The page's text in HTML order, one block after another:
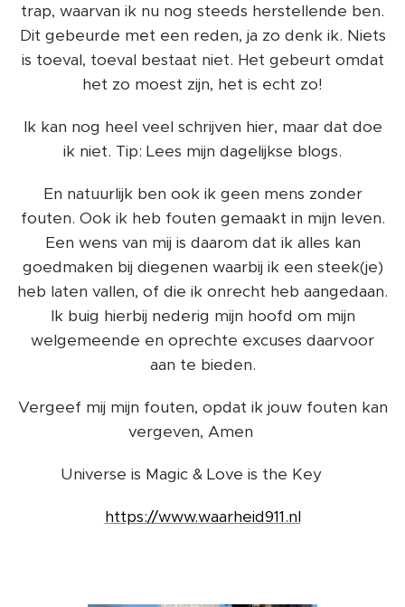
trap, waarvan ik nu nog steeds herstellende ben.
Dit gebeurde met een reden, ja zo denk ik. Niets
is toeval, toeval bestaat niet. Het gebeurt omdat
het zo moest zijn, het is echt zo!
Ik kan nog heel veel schrijven hier, maar dat doe
ik niet. Tip: Lees mijn dagelijkse blogs.
En natuurlijk ben ook ik geen mens zonder
fouten. Ook ik heb fouten gemaakt in mijn leven.
Een wens van mij is daarom dat ik alles kan
goedmaken bij diegenen waarbij ik een steek(je)
heb laten vallen, of die ik onrecht heb aangedaan.
Ik buig hierbij nederig mijn hoofd om mijn
welgemeende en oprechte excuses daarvoor
aan te bieden.
Vergeef mij mijn fouten, opdat ik jouw fouten kan
vergeven, Amen 🙏
Universe is Magic & Love is the Key ❤️
https://www.waarheid911.nl